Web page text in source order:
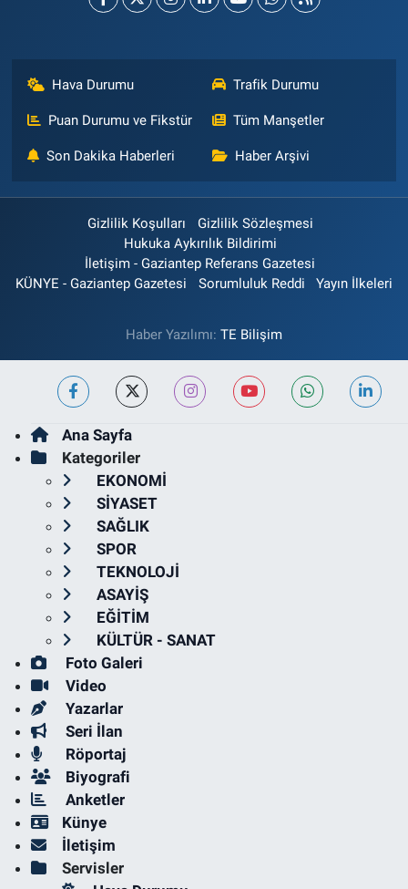
Hava Durumu Trafik Durumu
Puan Durumu ve Fikstür Tüm Manşetler
Son Dakika Haberleri Haber Arşivi
Gizlilik Koşulları
Gizlilik Sözleşmesi
Hukuka Aykırılık Bildirimi
İletişim - Gaziantep Referans Gazetesi
KÜNYE - Gaziantep Gazetesi
Sorumluluk Reddi Yayın İlkeleri
Haber Yazılımı: TE Bilişim
Ana Sayfa
Kategoriler
EKONOMİ
SİYASET
SAĞLIK
SPOR
TEKNOLOJİ
ASAYİŞ
EĞİTİM
KÜLTÜR - SANAT
Foto Galeri
Video
Yazarlar
Seri İlan
Röportaj
Biyografi
Anketler
Künye
İletişim
Servisler